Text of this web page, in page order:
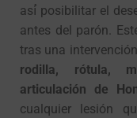
así́ posibilitar el
antes del parón.
tras una
rodilla, rótula,
articulación de
cualquier lesión